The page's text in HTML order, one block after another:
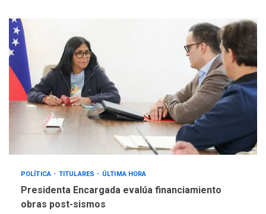
POLÍTICA TITULARES ÚLTIMA HORA
Presidenta Encargada evalúa financiamiento
obras post-sismos